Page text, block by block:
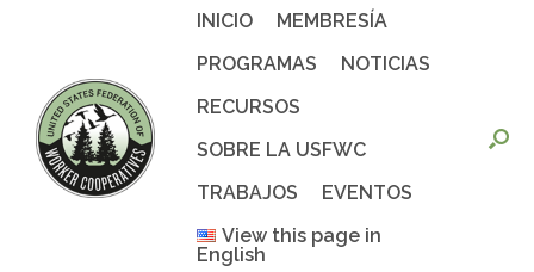
INICIO
MEMBRESÍA
PROGRAMAS
NOTICIAS
RECURSOS
SOBRE LA USFWC
TRABAJOS
EVENTOS
View this page in
English